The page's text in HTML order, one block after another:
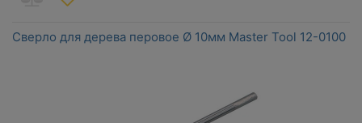
Сверло для дерева перовое Ø 10мм Master Tool 12-0100